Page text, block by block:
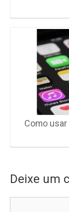
Como
Deixe um